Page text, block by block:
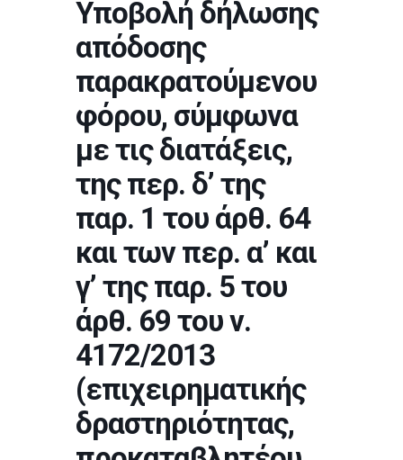
Υποβολή δήλωσης
απόδοσης
παρακρατούμενου
φόρου, σύμφωνα
με τις διατάξεις,
της περ. δ’ της
παρ. 1 του άρθ. 64
και των περ. α’ και
γ’ της παρ. 5 του
άρθ. 69 του ν.
4172/2013
(επιχειρηματικής
δραστηριότητας,